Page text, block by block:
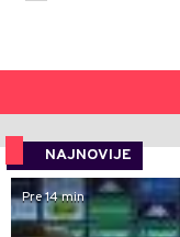
NAJNOVIJE
Pre 14 min